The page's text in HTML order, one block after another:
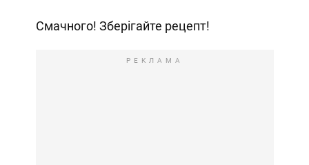
Смачного! Зберігайте рецепт!
РЕКЛАМА